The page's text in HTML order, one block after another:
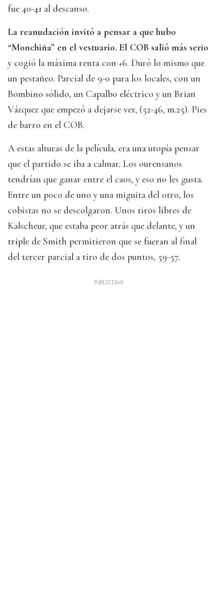
fue 40-41 al descanso.
La reanudación invitó a pensar a que hubo
“Monchiña” en el vestuario. El COB salió más serio
y cogió la máxima renta con +6. Duró lo mismo que
un pestañeo. Parcial de 9-0 para los locales, con un
Bombino sólido, un Capalbo eléctrico y un Brian
Vázquez que empezó a dejarse ver, (52-46, m.25). Pies
de barro en el COB.
A estas alturas de la película, era una utopía pensar
que el partido se iba a calmar. Los ourensanos
tendrían que ganar entre el caos, y eso no les gusta.
Entre un poco de uno y una miguita del otro, los
cobistas no se descolgaron. Unos tiros libres de
Kalscheur, que estaba peor atrás que delante, y un
triple de Smith permitieron que se fueran al final
del tercer parcial a tiro de dos puntos, 59-57.